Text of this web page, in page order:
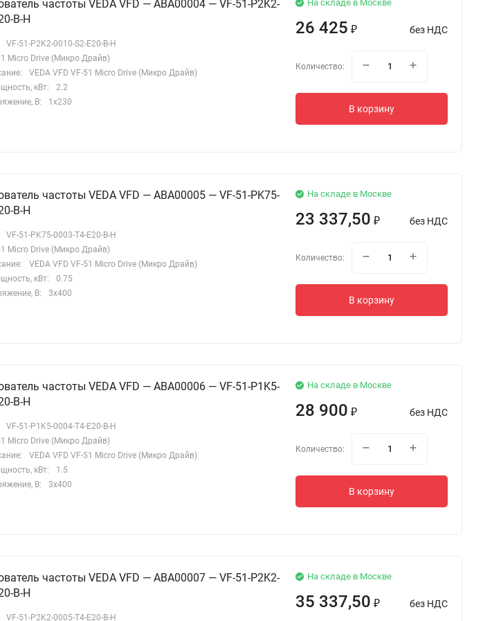
(в т.ч. для скважинных
общего назначения.
разрешительные
следует
компании
частоты VEDA VFD — ABA00004 — VF-51-P2K2-
B-H
VF-51-P2K2-0010-S2-E20-B-H
Micro Drive (Микро Драйв)
VEDA VFD VF-51 Micro Drive (Микро Драйв)
кВт:
2.2
В:
1х230
На складе в Москве
26 425 ₽ без НДС
Количество:
В корзину
частоты VEDA VFD — ABA00005 — VF-51-PK75-
B-H
VF-51-PK75-0003-T4-E20-B-H
Micro Drive (Микро Драйв)
VEDA VFD VF-51 Micro Drive (Микро Драйв)
кВт:
0.75
В:
3х400
На складе в Москве
23 337,50 ₽ без НДС
Количество:
В корзину
частоты VEDA VFD — ABA00006 — VF-51-P1K5-
B-H
VF-51-P1K5-0004-T4-E20-B-H
Micro Drive (Микро Драйв)
VEDA VFD VF-51 Micro Drive (Микро Драйв)
кВт:
1.5
В:
3х400
На складе в Москве
28 900 ₽ без НДС
Количество:
В корзину
частоты VEDA VFD — ABA00007 — VF-51-P2K2-
B-H
VF-51-P2K2-0005-T4-E20-B-H
На складе в Москве
35 337,50 ₽ без НДС